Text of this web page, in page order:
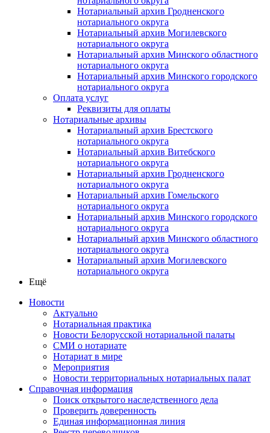
Нотариальный архив Гродненского
нотариального округа
Нотариальный архив Могилевского
нотариального округа
Нотариальный архив Минского областного
нотариального округа
Нотариальный архив Минского городского
нотариального округа
Оплата услуг
Реквизиты для оплаты
Нотариальные архивы
Нотариальный архив Брестского
нотариального округа
Нотариальный архив Витебского
нотариального округа
Нотариальный архив Гродненского
нотариального округа
Нотариальный архив Гомельского
нотариального округа
Нотариальный архив Минского городского
нотариального округа
Нотариальный архив Минского областного
нотариального округа
Нотариальный архив Могилевского
нотариального округа
Ещё
Новости
Актуально
Нотариальная практика
Новости Белорусской нотариальной палаты
СМИ о нотариате
Нотариат в мире
Мероприятия
Новости территориальных нотариальных палат
Справочная информация
Поиск открытого наследственного дела
Проверить доверенность
Единая информационная линия